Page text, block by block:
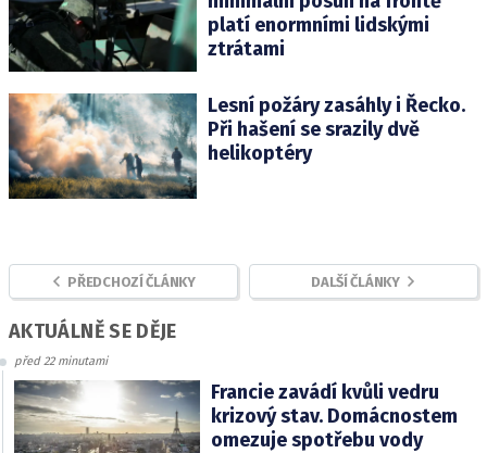
platí enormními lidskými
ztrátami
Lesní požáry zasáhly i Řecko.
Při hašení se srazily dvě
helikoptéry
PŘEDCHOZÍ ČLÁNKY DALŠÍ ČLÁNKY
AKTUÁLNĚ SE DĚJE
před 22 minutami
Francie zavádí kvůli vedru
krizový stav. Domácnostem
omezuje spotřebu vody